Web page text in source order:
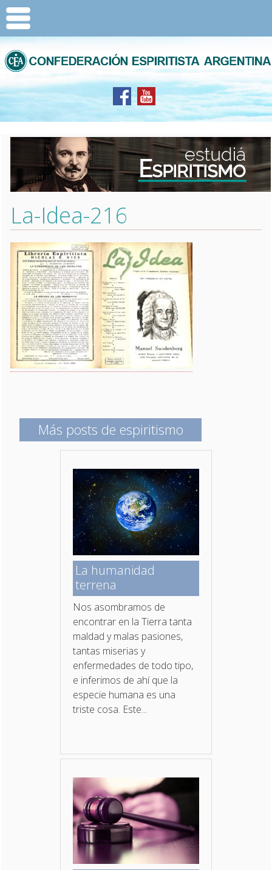
La-Idea-216
Más posts de espiritismo
La humanidad
terrena
Nos asombramos de
encontrar en la Tierra tanta
maldad y malas pasiones,
tantas miserias y
enfermedades de todo tipo,
e inferimos de ahí que la
especie humana es una
triste cosa. Este...